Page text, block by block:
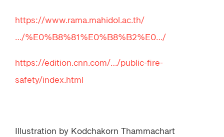
https://www.rama.mahidol.ac.th/
…/%E0%B8%81%E0%B8%B2%E0…/
https://edition.cnn.com/…/public-fire-
safety/index.html
Illustration by Kodchakorn Thammachart